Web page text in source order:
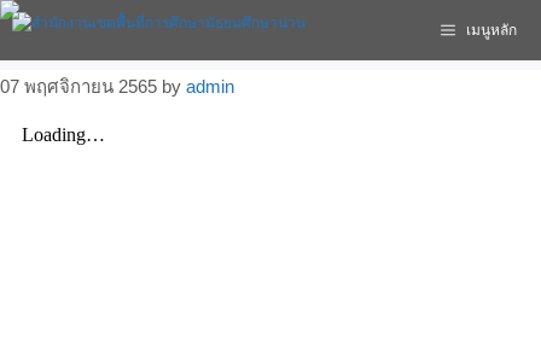
เมนูหลัก
07 พฤศจิกายน 2565 by admin